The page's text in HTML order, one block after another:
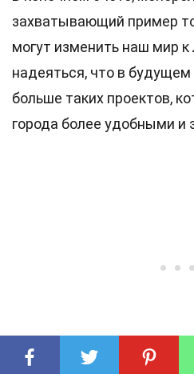
захватывающий пример
могут изменить наш мир
надеяться, что в
больше таких проектов,
города более удобными и